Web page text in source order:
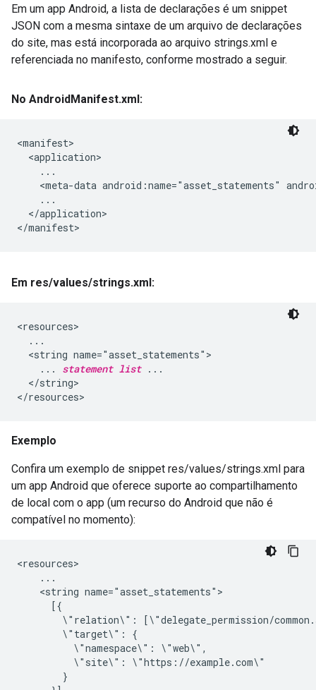
Em um app Android, a lista de declarações é um snippet
JSON com a mesma sintaxe de um arquivo de declarações
do site, mas está incorporada ao arquivo strings.xml e
referenciada no manifesto, conforme mostrado a seguir.
No AndroidManifest.xml:
<manifest>
  <application>
    ...
<meta-data android:name="asset_statements"
    ...
  </application>
</manifest>
Em res/values/strings.xml:
<resources>
  ...
  <string name="asset_statements">
    ...
statement list ...
  </string>
Exemplo
Confira um exemplo de snippet res/values/strings.xml para
um app Android que oferece suporte ao compartilhamento
de local com o app (um recurso do Android que não é
compatível no momento):
<resources>
    ...
    <string name="asset_statements">
      [{
\"relation\": [\"delegate_permission/
        \"target\": {
          \"namespace\": \"web\",
          \"site\": \"https://example.com\"
        }